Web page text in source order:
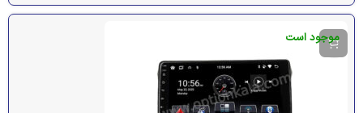
موجود است